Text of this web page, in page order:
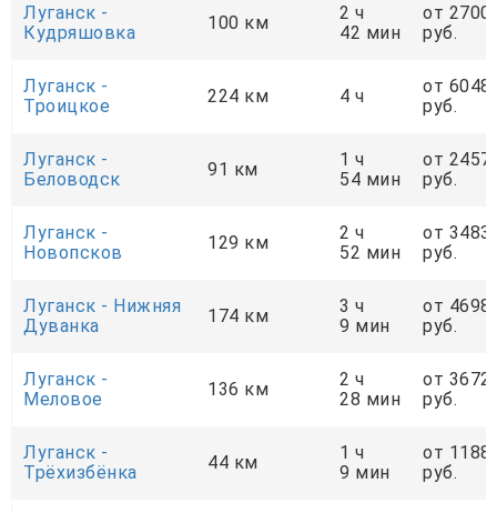
Луганск -
Кудряшовка
100 км
2 ч
42 мин
от 2700
руб.
Луганск -
Троицкое
224 км 4 ч
от 6048
руб.
Луганск -
Беловодск
91 км
1 ч
54 мин
от 2457
руб.
Луганск -
Новопсков
129 км
2 ч
52 мин
от 3483
руб.
Луганск - Нижняя
Дуванка
174 км
3 ч
9 мин
от 4698
руб.
Луганск -
Меловое
136 км
2 ч
28 мин
от 3672
руб.
Луганск -
Трёхизбёнка
44 км
1 ч
9 мин
от 1188
руб.